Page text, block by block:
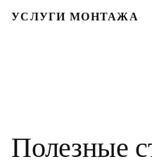
УСЛУГИ МОНТАЖА
Полезные